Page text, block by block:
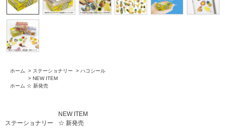
ホーム > ステーショナリー > ハコシール
ホーム
> NEW ITEM
☆ 新発売
ステーショナリー
NEW ITEM
☆ 新発売